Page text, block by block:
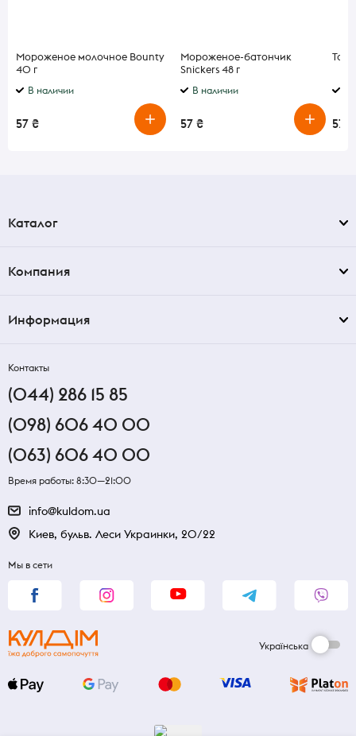
Мороженое молочное Bounty
40 г
В наличии
57 ₴
Мороженое-батончик
Snickers 48 г
В наличии
57 ₴ 57 ₴
Каталог
Компания
Информация
Контакты
(044) 286 15 85
(098) 606 40 00
(063) 606 40 00
Время работы: 8:30—21:00
info@kuldom.ua
Киев, бульв. Леси Украинки, 20/22
Мы в сети
Українська